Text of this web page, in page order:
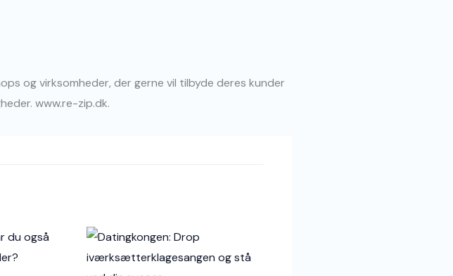
og virksomheder, der gerne vil tilbyde deres kunder
www.re-zip.dk.